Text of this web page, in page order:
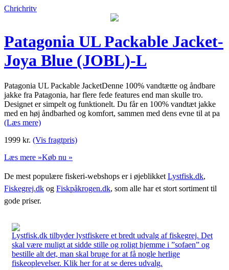
Chrichritv
Patagonia UL Packable Jacket-
Joya Blue (JOBL)-L
Patagonia UL Packable JacketDenne 100% vandtætte og åndbare
jakke fra Patagonia, har flere fede features end man skulle tro.
Designet er simpelt og funktionelt. Du får en 100% vandtæt jakke
med en høj åndbarhed og komfort, sammen med dens evne til at pa
(Læs mere)
1999 kr. (Vis fragtpris)
Læs mere »Køb nu »
De mest populære fiskeri-webshops er i øjeblikket Lystfisk.dk,
Fiskegrej.dk og Fiskpåkrogen.dk, som alle har et stort sortiment til
gode priser.
Lystfisk.dk tilbyder lystfiskere et bredt udvalg af fiskegrej. Det
skal være muligt at sidde stille og roligt hjemme i ”sofaen” og
bestille alt det, man skal bruge for at få nogle herlige
fiskeoplevelser. Klik her for at se deres udvalg.